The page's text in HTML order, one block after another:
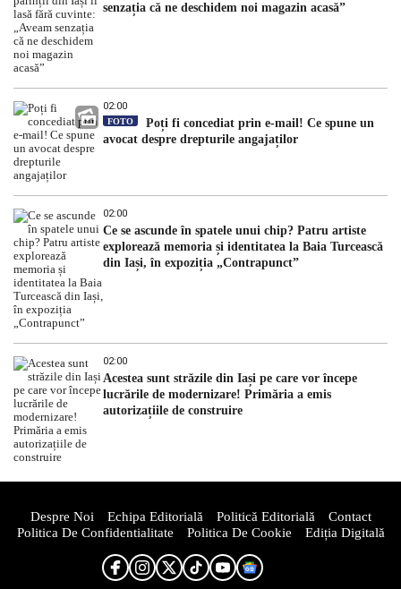
senzația că ne deschidem noi magazin acasă”
02:00
FOTO
Poți fi concediat prin e-mail! Ce spune un
avocat despre drepturile angajaților
02:00
Ce se ascunde în spatele unui chip? Patru artiste
explorează memoria și identitatea la Baia Turcească
din Iași, în expoziția „Contrapunct”
02:00
Acestea sunt străzile din Iași pe care vor începe
lucrările de modernizare! Primăria a emis
autorizațiile de construire
Despre Noi Echipa Editorială Politică Editorială
Contact
Politica De Confidentialitate
Politica De Cookie Ediția Digitală